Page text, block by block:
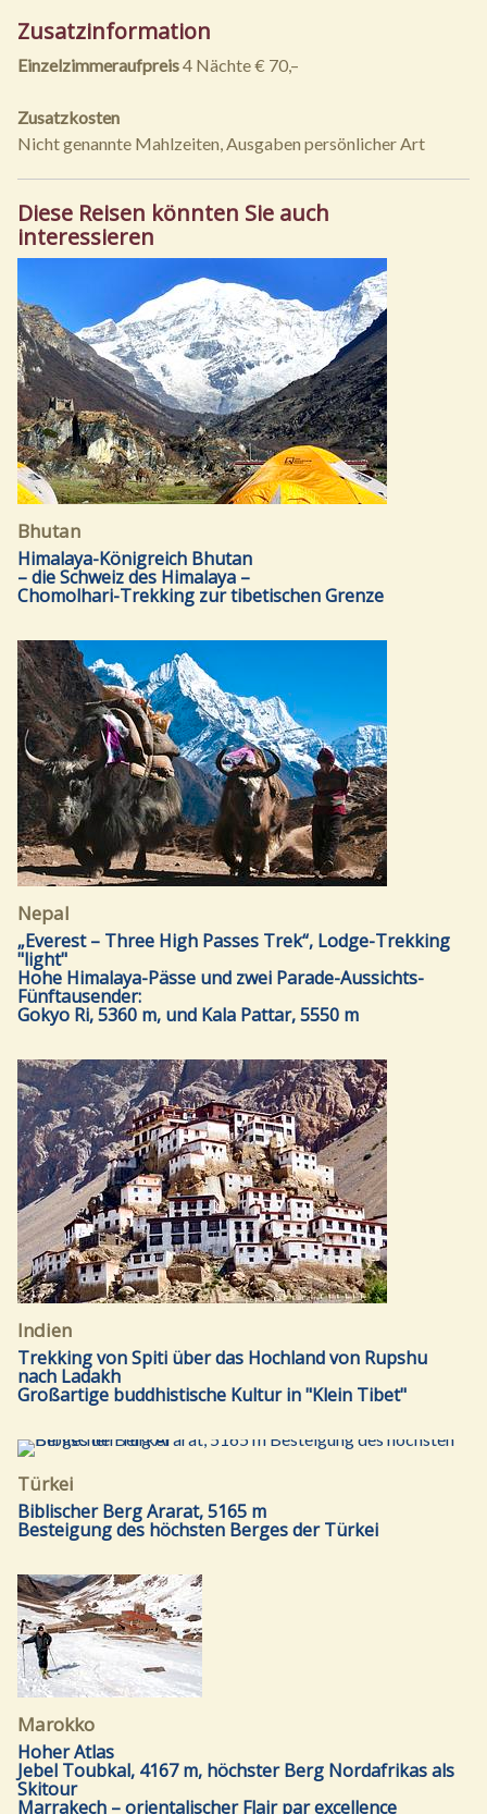
Zusatzinformation
Einzelzimmeraufpreis4 Nächte € 70,–
Zusatzkosten
Nicht genannte Mahlzeiten, Ausgaben persönlicher Art
Diese Reisen könnten Sie auch
interessieren
Bhutan
Himalaya-Königreich Bhutan
– die Schweiz des Himalaya –
Chomolhari-Trekking zur tibetischen Grenze
Nepal
„Everest – Three High Passes Trek“, Lodge-Trekking
"light"
Hohe Himalaya-Pässe und zwei Parade-Aussichts-
Fünftausender:
Gokyo Ri, 5360 m, und Kala Pattar, 5550 m
Indien
Trekking von Spiti über das Hochland von Rupshu
nach Ladakh
Großartige buddhistische Kultur in "Klein Tibet"
Türkei
Biblischer Berg Ararat, 5165 m
Besteigung des höchsten Berges der Türkei
Marokko
Hoher Atlas
Jebel Toubkal, 4167 m, höchster Berg Nordafrikas als
Skitour
Marrakech – orientalischer Flair par excellence